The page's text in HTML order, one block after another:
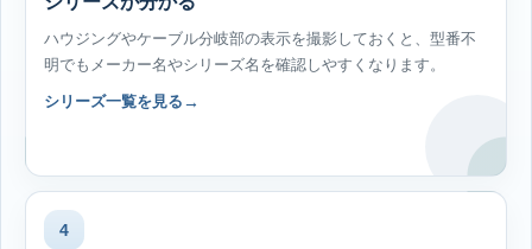
ハウジングやケーブル分岐部の表示を撮影しておくと、型番不
明でもメーカー名やシリーズ名を確認しやすくなります。
シリーズ一覧を見る
4